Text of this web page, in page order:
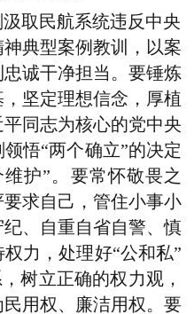
取民航系统违反中央
典型案例教训，以案
诚干净担当。要锤炼
坚定理想信念，厚植
同志为核心的党中央
悟“两个确立”的决定
护”。要常怀敬畏之
求自己，管住小事小
、自重自省自警、慎
力，处理好“公和私”
树立正确的权力观，
用权、廉洁用权。要